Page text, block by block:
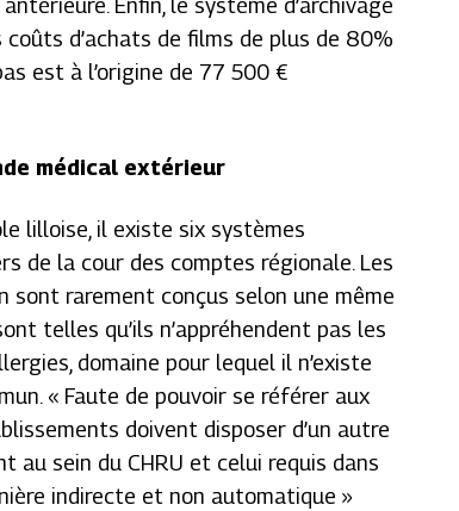
Enfin, le système d’archivage
d’achats de films de plus de 80%
est à l’origine de 77 500 €
médical extérieur
lilloise, il existe six systèmes
de la cour des comptes régionale. Les
rarement conçus selon une même
telles qu’ils n’appréhendent pas les
domaine pour lequel il n’existe
« Faute de pouvoir se référer aux
doivent disposer d’un autre
sein du CHRU et celui requis dans
indirecte et non automatique »